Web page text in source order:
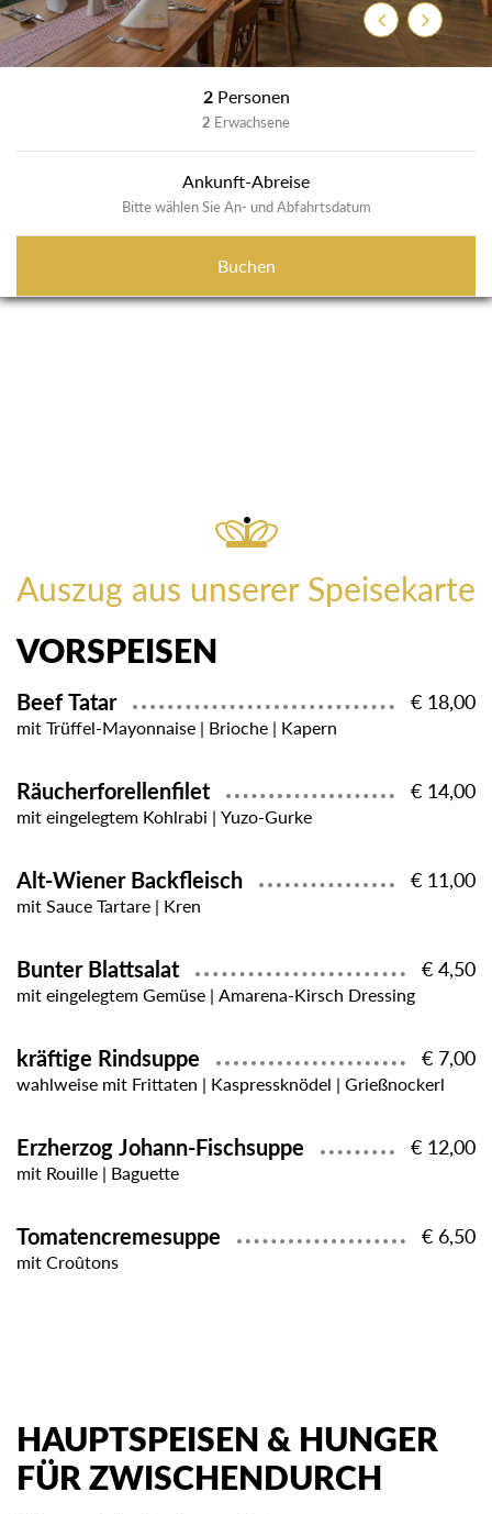
ZurückWeiter
2 Personen
2 Erwachsene
Ankunft-Abreise
Bitte wählen Sie An- und Abfahrtsdatum
Buchen
Auszug aus unserer Speisekarte
VORSPEISEN
Beef Tatar € 18,00
mit Trüffel-Mayonnaise | Brioche | Kapern
Räucherforellenfilet € 14,00
mit eingelegtem Kohlrabi | Yuzo-Gurke
Alt-Wiener Backfleisch € 11,00
mit Sauce Tartare | Kren
Bunter Blattsalat € 4,50
mit eingelegtem Gemüse | Amarena-Kirsch Dressing
kräftige Rindsuppe € 7,00
wahlweise mit Frittaten | Kaspressknödel | Grießnockerl
Erzherzog Johann-Fischsuppe € 12,00
mit Rouille | Baguette
Tomatencremesuppe € 6,50
mit Croûtons
HAUPTSPEISEN & HUNGER
FÜR ZWISCHENDURCH